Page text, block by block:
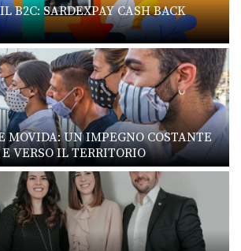
B2C: SARDEXPAY CASH BACK
MOVIDA: UN IMPEGNO COSTANTE
VERSO IL TERRITORIO